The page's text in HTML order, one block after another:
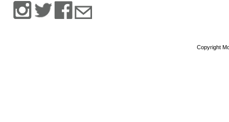
Copyright